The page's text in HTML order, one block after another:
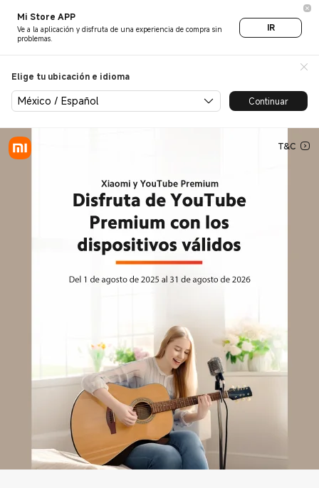
Mi Store APP
Ve a la aplicación y disfruta de una experiencia de compra sin
problemas.
IR
Elige tu ubicación e idioma
México / Español Continuar
Disfruta de YouTube
T&C